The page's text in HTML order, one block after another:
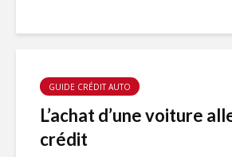
GUIDE CRÉDIT AUTO
L’achat d’une voiture
crédit